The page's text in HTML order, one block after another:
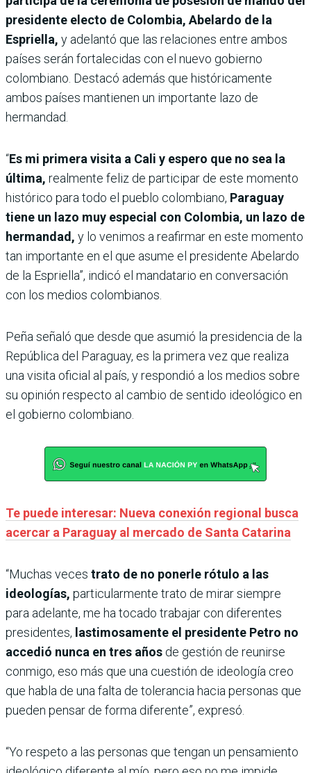
presidente electo de Colombia, Abelardo de la
Espriella, y adelantó que las relaciones entre ambos
países serán fortalecidas con el nuevo gobierno
colombiano. Destacó además que históricamente
ambos países mantienen un importante lazo de
hermandad.
“Es mi primera visita a Cali y espero que no sea la
última, realmente feliz de participar de este momento
histórico para todo el pueblo colombiano, Paraguay
tiene un lazo muy especial con Colombia, un lazo de
hermandad, y lo venimos a reafirmar en este momento
tan importante en el que asume el presidente Abelardo
de la Espriella”, indicó el mandatario en conversación
con los medios colombianos.
Peña señaló que desde que asumió la presidencia de la
República del Paraguay, es la primera vez que realiza
una visita oficial al país, y respondió a los medios sobre
su opinión respecto al cambio de sentido ideológico en
el gobierno colombiano.
Te puede interesar: Nueva conexión regional busca
acercar a Paraguay al mercado de Santa Catarina
“Muchas veces trato de no ponerle rótulo a las
ideologías, particularmente trato de mirar siempre
para adelante, me ha tocado trabajar con diferentes
presidentes, lastimosamente el presidente Petro no
accedió nunca en tres años de gestión de reunirse
conmigo, eso más que una cuestión de ideología creo
que habla de una falta de tolerancia hacia personas que
pueden pensar de forma diferente”, expresó.
“Yo respeto a las personas que tengan un pensamiento